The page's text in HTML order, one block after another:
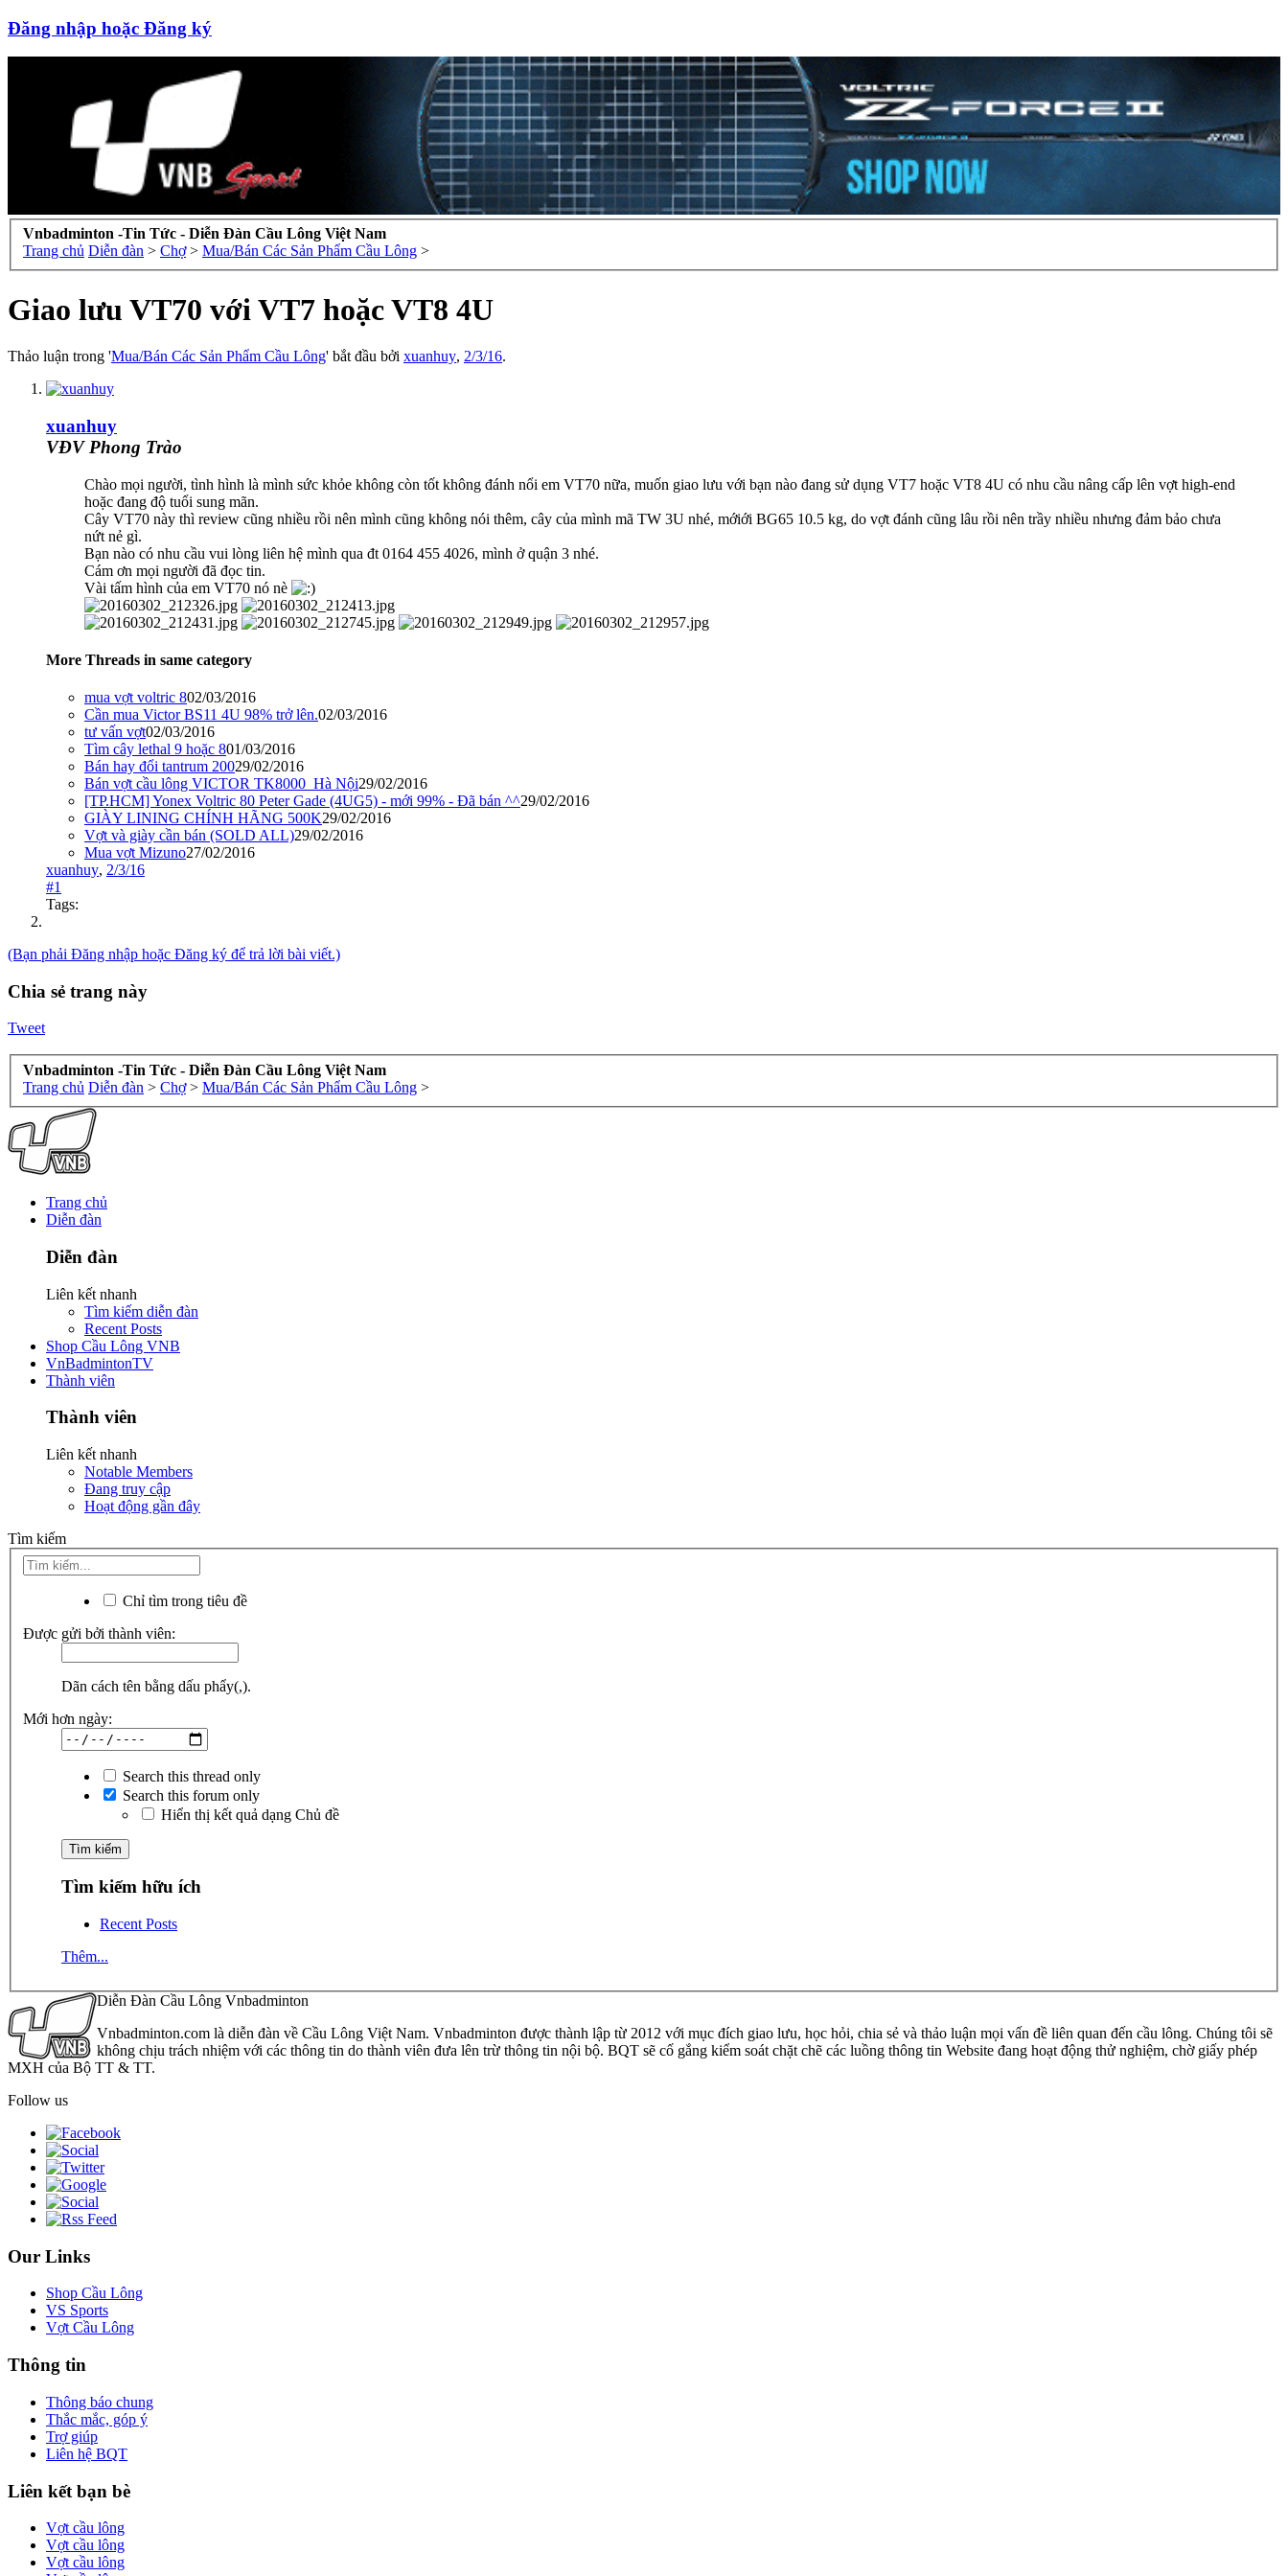
Đăng nhập hoặc Đăng ký
Vnbadminton -Tin Tức - Diễn Đàn Cầu Lông Việt Nam
Trang chủ Diễn đàn > Chợ > Mua/Bán Các Sản Phẩm Cầu Lông >
Giao lưu VT70 với VT7 hoặc VT8 4U
Thảo luận trong 'Mua/Bán Các Sản Phẩm Cầu Lông' bắt đầu bởi xuanhuy, 2/3/16.
xuanhuy
VĐV Phong Trào
Chào mọi người, tình hình là mình sức khỏe không còn tốt không đánh nổi em VT70 nữa, muốn giao lưu với bạn nào đang sử dụng VT7 hoặc VT8 4U có nhu cầu nâng cấp lên vợt high-end
hoặc đang độ tuổi sung mãn.
Cây VT70 này thì review cũng nhiều rồi nên mình cũng không nói thêm, cây của mình mã TW 3U nhé, mớiới BG65 10.5 kg, do vợt đánh cũng lâu rồi nên trầy nhiều nhưng đảm bảo chưa
nứt nẻ gì.
Bạn nào có nhu cầu vui lòng liên hệ mình qua đt 0164 455 4026, mình ở quận 3 nhé.
Cám ơn mọi người đã đọc tin.
Vài tấm hình của em VT70 nó nè
More Threads in same category
mua vợt voltric 802/03/2016
Cần mua Victor BS11 4U 98% trở lên.02/03/2016
tư vấn vợt02/03/2016
Tìm cây lethal 9 hoặc 801/03/2016
Bán hay đổi tantrum 20029/02/2016
Bán vợt cầu lông VICTOR TK8000_Hà Nội29/02/2016
[TP.HCM] Yonex Voltric 80 Peter Gade (4UG5) - mới 99% - Đã bán ^^29/02/2016
GIÀY LINING CHÍNH HÃNG 500K29/02/2016
Vợt và giày cần bán (SOLD ALL)29/02/2016
Mua vợt Mizuno27/02/2016
xuanhuy, 2/3/16
#1
Tags:
(Bạn phải Đăng nhập hoặc Đăng ký để trả lời bài viết.)
Chia sẻ trang này
Tweet
Vnbadminton -Tin Tức - Diễn Đàn Cầu Lông Việt Nam
Trang chủ Diễn đàn > Chợ > Mua/Bán Các Sản Phẩm Cầu Lông >
Trang chủ
Diễn đàn
Diễn đàn
Liên kết nhanh
Tìm kiếm diễn đàn
Recent Posts
Shop Cầu Lông VNB
VnBadmintonTV
Thành viên
Thành viên
Liên kết nhanh
Notable Members
Đang truy cập
Hoạt động gần đây
Tìm kiếm
Chỉ tìm trong tiêu đề
Được gửi bởi thành viên:
Dãn cách tên bằng dấu phẩy(,).
Mới hơn ngày:
Search this thread only
Search this forum only
Hiển thị kết quả dạng Chủ đề
Tìm kiếm hữu ích
Recent Posts
Thêm...
Diễn Đàn Cầu Lông Vnbadminton
Vnbadminton.com là diễn đàn về Cầu Lông Việt Nam. Vnbadminton được thành lập từ 2012 với mục đích giao lưu, học hỏi, chia sẻ và thảo luận mọi vấn đề liên quan đến cầu lông. Chúng tôi sẽ
không chịu trách nhiệm với các thông tin do thành viên đưa lên trừ thông tin nội bộ. BQT sẽ cố gắng kiểm soát chặt chẽ các luồng thông tin Website đang hoạt động thử nghiệm, chờ giấy phép
MXH của Bộ TT & TT.
Follow us
Our Links
Shop Cầu Lông
VS Sports
Vợt Cầu Lông
Thông tin
Thông báo chung
Thắc mắc, góp ý
Trợ giúp
Liên hệ BQT
Liên kết bạn bè
Vợt cầu lông
Vợt cầu lông
Vợt cầu lông